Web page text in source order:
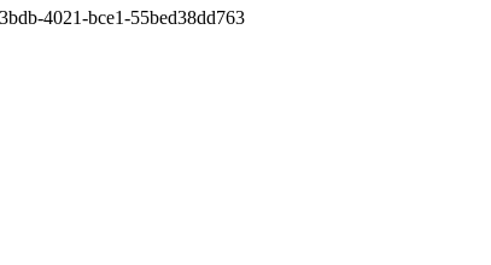
4021-bce1-55bed38dd763